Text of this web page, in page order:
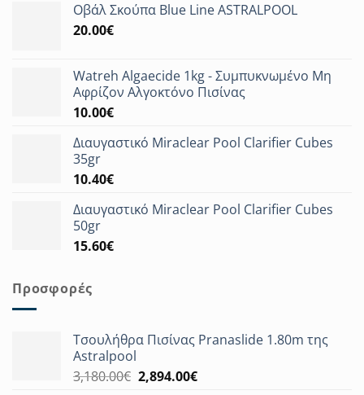
Οβάλ Σκούπα Blue Line ASTRALPOOL
20.00€
Watreh Algaecide 1kg - Συμπυκνωμένο Μη
Αφρίζον Αλγοκτόνο Πισίνας
10.00€
Διαυγαστικό Miraclear Pool Clarifier Cubes
35gr
10.40€
Διαυγαστικό Miraclear Pool Clarifier Cubes
50gr
15.60€
Προσφορές
Τσουλήθρα Πισίνας Pranaslide 1.80m της
Astralpool
3,180.00€ Original
2,894.00€Η